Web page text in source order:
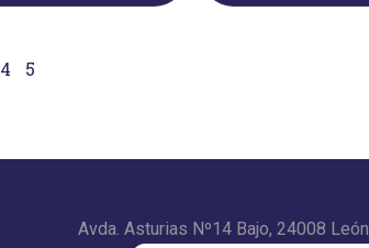
4 5
Avda. Asturias Nº14 Bajo, 24008 León